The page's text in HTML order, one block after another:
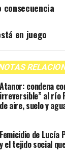
consecuencia
en juego
Atanor: condena
irreversible” al río
de aire, suelo y
Femicidio de Lucía
y el tejido social